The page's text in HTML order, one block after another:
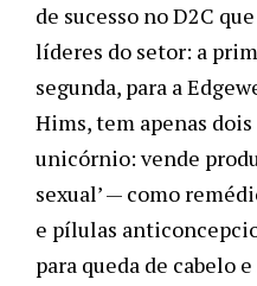
de sucesso no D2C
líderes do setor: a
segunda, para a
Hims, tem apenas dois
unicórnio: vende
sexual’ — como
e pílulas
para queda de cabelo